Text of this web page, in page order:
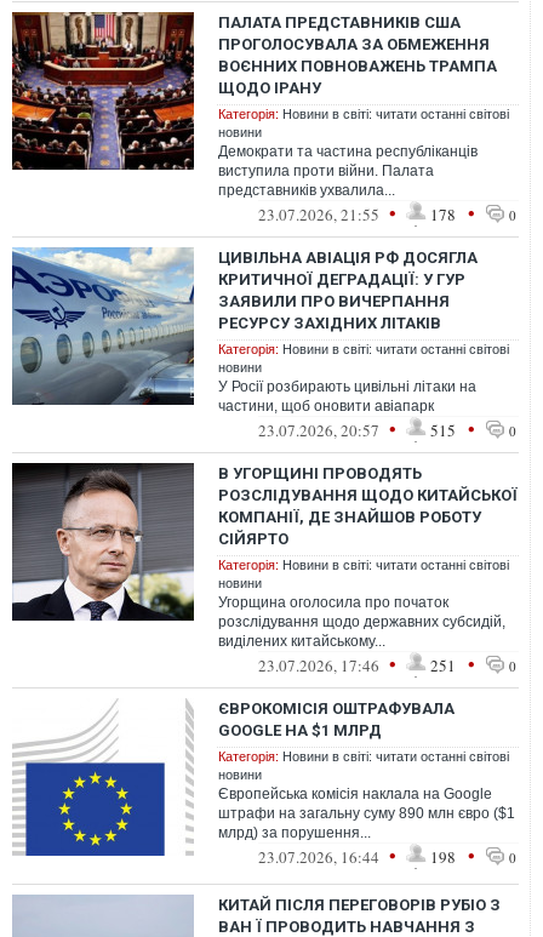
ПАЛАТА ПРЕДСТАВНИКІВ США
ПРОГОЛОСУВАЛА ЗА ОБМЕЖЕННЯ
ВОЄННИХ ПОВНОВАЖЕНЬ ТРАМПА
ЩОДО ІРАНУ
Категорія: Новини в світі: читати останні світові
новини
Демократи та частина республіканців
виступила проти війни. Палата
представників ухвалила...
23.07.2026, 21:55 • 178 • 0
ЦИВІЛЬНА АВІАЦІЯ РФ ДОСЯГЛА
КРИТИЧНОЇ ДЕГРАДАЦІЇ: У ГУР
ЗАЯВИЛИ ПРО ВИЧЕРПАННЯ
РЕСУРСУ ЗАХІДНИХ ЛІТАКІВ
Категорія: Новини в світі: читати останні світові
новини
У Росії розбирають цивільні літаки на
частини, щоб оновити авіапарк
23.07.2026, 20:57 • 515 • 0
В УГОРЩИНІ ПРОВОДЯТЬ
РОЗСЛІДУВАННЯ ЩОДО КИТАЙСЬКОЇ
КОМПАНІЇ, ДЕ ЗНАЙШОВ РОБОТУ
СІЙЯРТО
Категорія: Новини в світі: читати останні світові
новини
Угорщина оголосила про початок
розслідування щодо державних субсидій,
виділених китайському...
23.07.2026, 17:46 • 251 • 0
ЄВРОКОМІСІЯ ОШТРАФУВАЛА
GOOGLE НА $1 МЛРД
Категорія: Новини в світі: читати останні світові
новини
Європейська комісія наклала на Google
штрафи на загальну суму 890 млн євро ($1
млрд) за порушення...
23.07.2026, 16:44 • 198 • 0
КИТАЙ ПІСЛЯ ПЕРЕГОВОРІВ РУБІО З
ВАН Ї ПРОВОДИТЬ НАВЧАННЯ З